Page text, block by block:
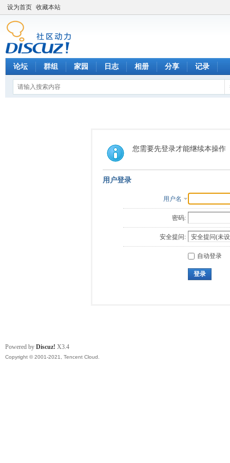
设为首页 收藏本站
论坛 群组 家园 日志 相册 分享 记录
您需要先登录才能继续本操作
用户登录
用户名
密码:
安全提问:
自动登录
登录
Powered by Discuz! X3.4
Copyright © 2001-2021, Tencent Cloud.